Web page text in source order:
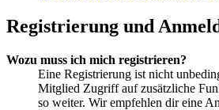
Registrierung und
Wozu muss ich mich registrieren?
Eine Registrierung ist nicht
Mitglied Zugriff auf zusätzliche
so weiter. Wir empfehlen dir eine